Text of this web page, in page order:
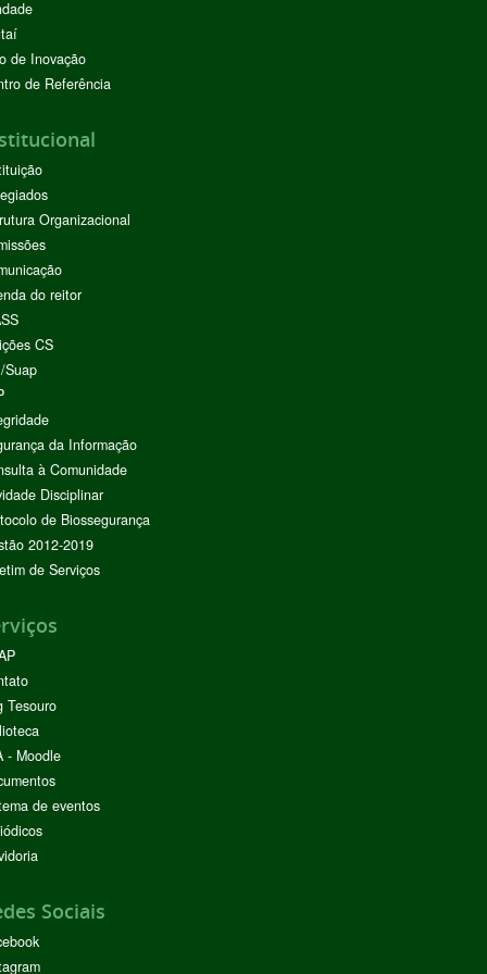
de Inovação
de Referência
Organizacional
do reitor
CS
Suap
da Informação
à Comunidade
Disciplinar
de Biossegurança
2012-2019
de Serviços
Tesouro
- Moodle
de eventos
Sociais